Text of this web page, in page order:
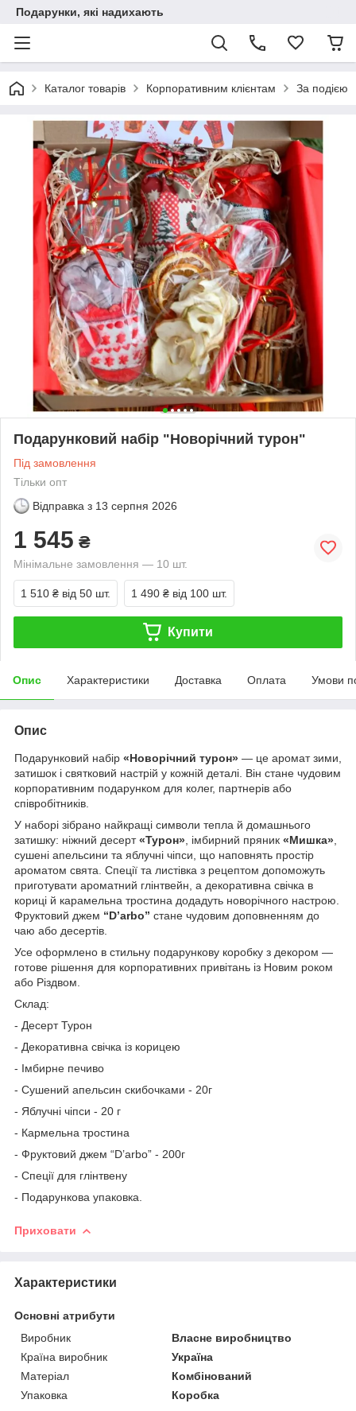
Подарунки, які надихають
Каталог товарів Корпоративним клієнтам За подією
Подарунковий набір "Новорічний турон"
Під замовлення
Тільки опт
Відправка з 13 серпня 2026
1 545 ₴
Мінімальне замовлення — 10 шт.
1 510 ₴ від 50 шт. 1 490 ₴ від 100 шт.
Купити
Опис Характеристики Доставка Оплата Умови
Опис
Подарунковий набір «Новорічний турон» — це аромат зими,
затишок і святковий настрій у кожній деталі. Він стане чудовим
корпоративним подарунком для колег, партнерів або
співробітників.
У наборі зібрано найкращі символи тепла й домашнього
затишку: ніжний десерт«Турон» , імбирний пряник «Мишка»
сушені апельсини та яблучні чіпси, що наповнять простір
ароматом свята. Спеції та листівка з рецептом допоможуть
приготувати ароматний глінтвейн, а декоративна свічка в
кориці й карамельна тростина додадуть новорічного настрою.
Фруктовий джем “D’arbo” стане чудовим доповненням до
чаю або десертів.
Усе оформлено в стильну подарункову коробку з декором —
готове рішення для корпоративних привітань із Новим роком
або Різдвом.
Склад:
- Десерт Турон
- Декоративна свічка із корицею
- Імбирне печиво
- Сушений апельсин скибочками - 20г
- Яблучні чіпси - 20 г
- Кармельна тростина
- Фруктовий джем “D’arbo” - 200г
- Спеції для глінтвену
- Подарункова упаковка.
Приховати
Характеристики
Основні атрибути
Виробник
Власне виробництво
Країна виробник
Україна
Матеріал
Комбінований
Упаковка
Коробка